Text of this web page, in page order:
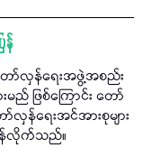
န်
ာ်လှန်ရေးအဖွဲ့အစည်း
ဖြစ်ကြောင်း တော်
န်ရေးအင်အားစုများ
လိုက်သည်။